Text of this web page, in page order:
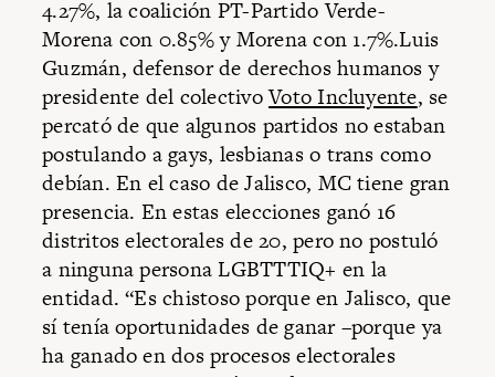
4.27%, la coalición PT-Partido Verde-
Morena con 0.85% y Morena con 1.7%.Luis
Guzmán, defensor de derechos humanos y
presidente del colectivoVoto Incluyente, se
percató de que algunos partidos no estaban
postulando a gays, lesbianas o trans como
debían. En el caso de Jalisco, MC tiene gran
presencia. En estas elecciones ganó 16
distritos electorales de 20, pero no postuló
a ninguna persona LGBTTTIQ+ en la
entidad. “Es chistoso porque en Jalisco, que
sí tenía oportunidades de ganar –porque ya
ha ganado en dos procesos electorales